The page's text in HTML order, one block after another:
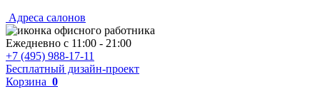
Адреса салонов
Ежедневно с 11:00 - 21:00
+7 (495) 988-17-11
Бесплатный дизайн-проект
Корзина 0